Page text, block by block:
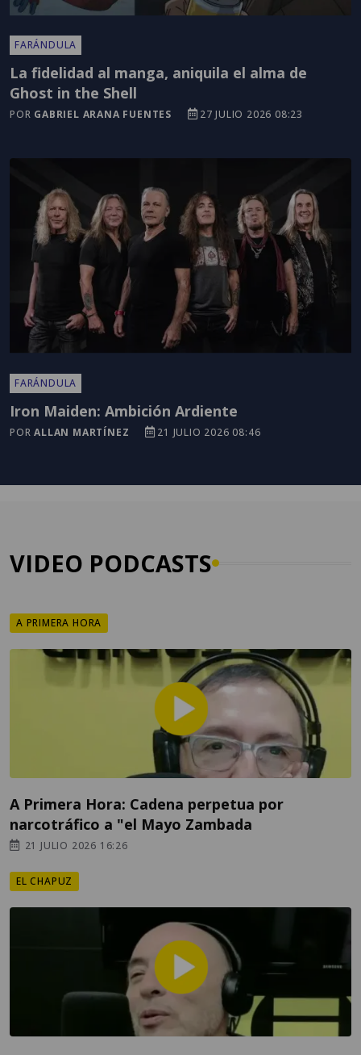
FARÁNDULA
La fidelidad al manga, aniquila el alma de
Ghost in the Shell
POR GABRIEL ARANA FUENTES 27 JULIO 2026 08:23
FARÁNDULA
Iron Maiden: Ambición Ardiente
PORALLAN MARTÍNEZ 21 JULIO 2026 08:46
VIDEO PODCASTS
A PRIMERA HORA
A Primera Hora: Cadena perpetua por
narcotráfico a "el Mayo Zambada
21 JULIO 2026 16:26
EL CHAPUZ